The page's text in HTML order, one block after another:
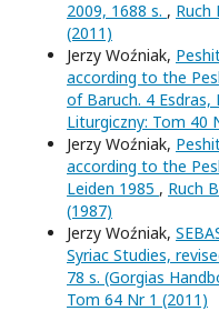
2009, 1688 s. , Ruch
(2011)
Jerzy Woźniak,
according to the
of Baruch. 4 Esdras,
Liturgiczny: Tom 40
Jerzy Woźniak,
according to the
Leiden 1985 , Ruch
(1987)
Jerzy Woźniak,
Syriac Studies,
78 s. (Gorgias
Tom 64 Nr 1 (2011)